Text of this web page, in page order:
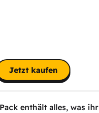
Jetzt kaufen
enthält alles, was ihr